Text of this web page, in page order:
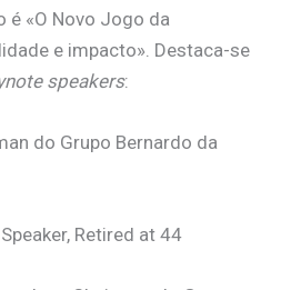
é «O Novo Jogo da
e impacto». Destaca-se
speakers:
do Grupo Bernardo da
Retired at 44